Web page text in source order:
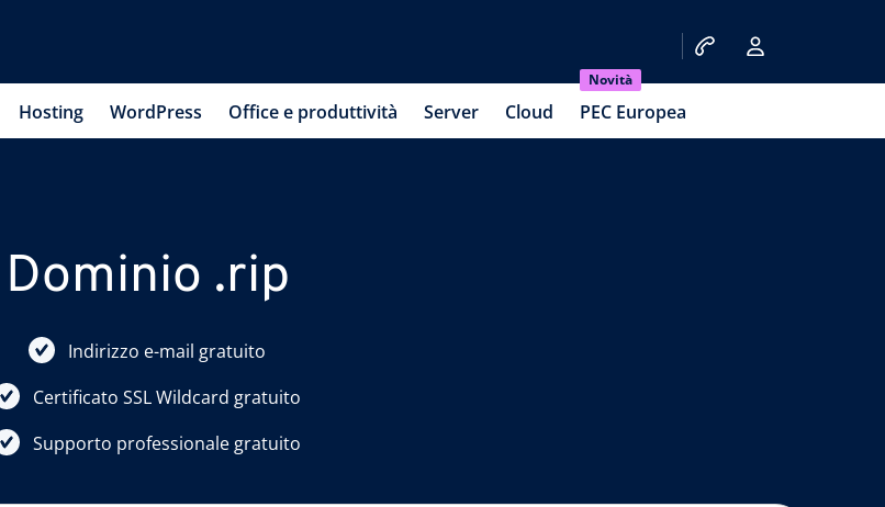
Hosting WordPress Office e produttività Server Cloud
Novità
PEC Europea
Dominio .rip
Indirizzo e-mail gratuito
Certificato SSL Wildcard gratuito
Supporto professionale gratuito